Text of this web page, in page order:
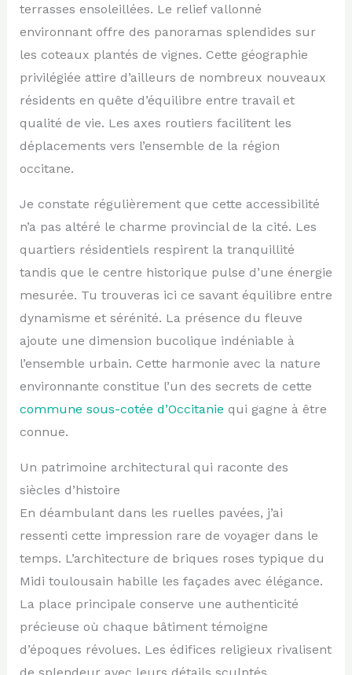
terrasses ensoleillées. Le relief vallonné
environnant offre des panoramas splendides sur
les coteaux plantés de vignes. Cette géographie
privilégiée attire d’ailleurs de nombreux nouveaux
résidents en quête d’équilibre entre travail et
qualité de vie. Les axes routiers facilitent les
déplacements vers l’ensemble de la région
occitane.
Je constate régulièrement que cette accessibilité
n’a pas altéré le charme provincial de la cité. Les
quartiers résidentiels respirent la tranquillité
tandis que le centre historique pulse d’une énergie
mesurée. Tu trouveras ici ce savant équilibre entre
dynamisme et sérénité. La présence du fleuve
ajoute une dimension bucolique indéniable à
l’ensemble urbain. Cette harmonie avec la nature
environnante constitue l’un des secrets de cette
commune sous-cotée d’Occitanie qui gagne à être
connue.
Un patrimoine architectural qui raconte des
siècles d’histoire
En déambulant dans les ruelles pavées, j’ai
ressenti cette impression rare de voyager dans le
temps. L’architecture de briques roses typique du
Midi toulousain habille les façades avec élégance.
La place principale conserve une authenticité
précieuse où chaque bâtiment témoigne
d’époques révolues. Les édifices religieux rivalisent
de splendeur avec leurs détails sculptés